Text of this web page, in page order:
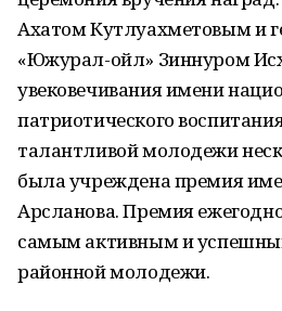
Ахатом Кутлуахметовым и
«Южурал-ойл» Зиннуром
увековечивания имени
патриотического
талантливой молодежи
была учреждена премия
Арсланова. Премия
самым активным и
районной молодежи.